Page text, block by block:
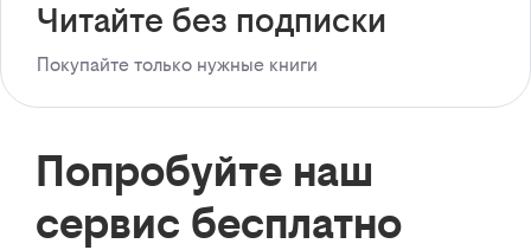
Читайте без подписки
Покупайте только нужные книги
Попробуйте наш
сервис бесплатно